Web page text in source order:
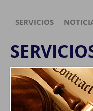
SERVICIOS